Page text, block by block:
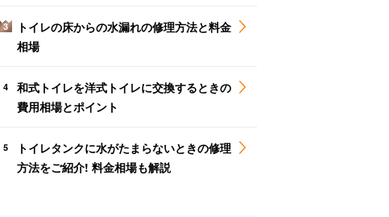
3
トイレの床からの水漏れの修理方法と料金
相場
4
和式トイレを洋式トイレに交換するときの
費用相場とポイント
5
トイレタンクに水がたまらないときの修理
方法をご紹介! 料金相場も解説